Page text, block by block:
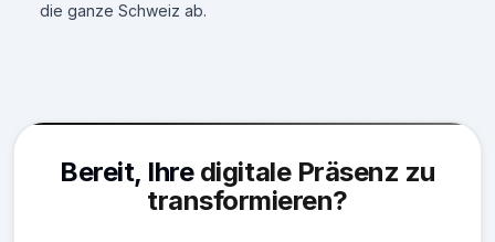
die ganze Schweiz ab.
Bereit, Ihre digitale Präsenz zu
transformieren?